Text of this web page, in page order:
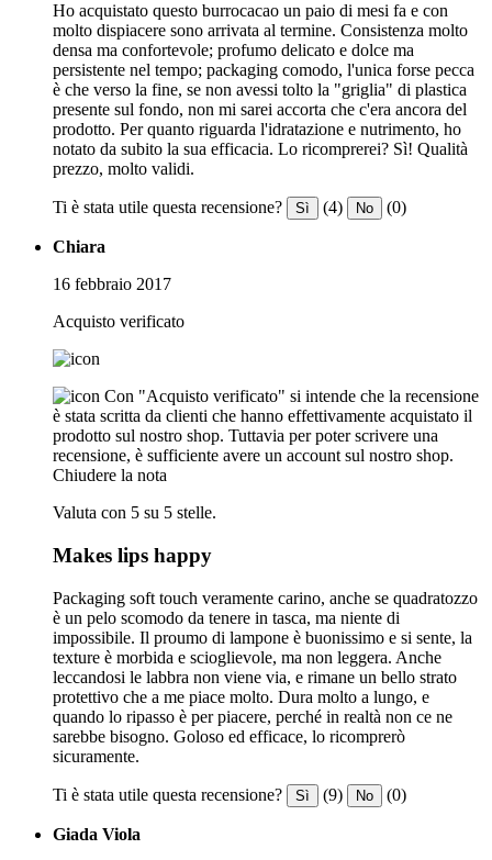
Ho acquistato questo burrocacao un paio di mesi fa e con
molto dispiacere sono arrivata al termine. Consistenza molto
densa ma confortevole; profumo delicato e dolce ma
persistente nel tempo; packaging comodo, l'unica forse pecca
è che verso la fine, se non avessi tolto la "griglia" di plastica
presente sul fondo, non mi sarei accorta che c'era ancora del
prodotto. Per quanto riguarda l'idratazione e nutrimento, ho
notato da subito la sua efficacia. Lo ricomprerei? Sì! Qualità
prezzo, molto validi.
Ti è stata utile questa recensione? Sì (4) No (0)
Chiara
16 febbraio 2017
Acquisto verificato
Con "Acquisto verificato" si intende che la recensione
è stata scritta da clienti che hanno effettivamente acquistato il
prodotto sul nostro shop. Tuttavia per poter scrivere una
recensione, è sufficiente avere un account sul nostro shop.
Chiudere la nota
Valuta con 5 su 5 stelle.
Makes lips happy
Packaging soft touch veramente carino, anche se quadratozzo
è un pelo scomodo da tenere in tasca, ma niente di
impossibile. Il proumo di lampone è buonissimo e si sente, la
texture è morbida e scioglievole, ma non leggera. Anche
leccandosi le labbra non viene via, e rimane un bello strato
protettivo che a me piace molto. Dura molto a lungo, e
quando lo ripasso è per piacere, perché in realtà non ce ne
sarebbe bisogno. Goloso ed efficace, lo ricomprerò
sicuramente.
Ti è stata utile questa recensione? Sì (9) No (0)
Giada Viola